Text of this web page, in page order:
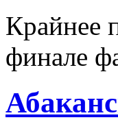
Крайнее
финале